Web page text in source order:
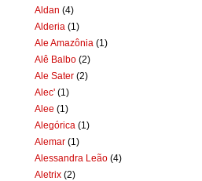
Aldan (4)
Alderia (1)
Ale Amazônia (1)
Alê Balbo (2)
Ale Sater (2)
Alec' (1)
Alee (1)
Alegórica (1)
Alemar (1)
Alessandra Leão (4)
Aletrix (2)